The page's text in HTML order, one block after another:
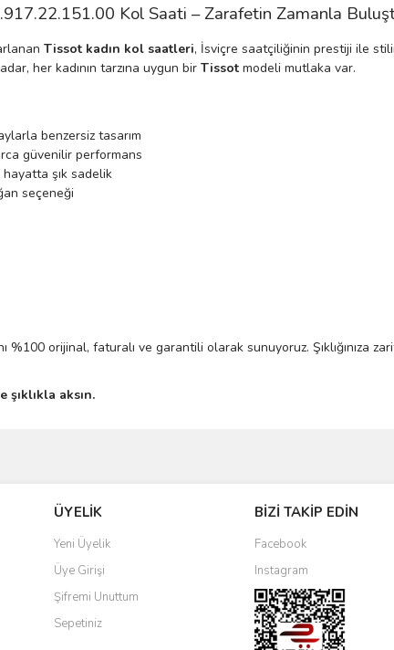
Kol Saati – Zarafetin Zamanla
Tissot kadın kol saatleri, İsviçre saatçiliğinin prestiji ile
her kadının tarzına uygun bir Tissot modeli mutlaka var.
benzersiz tasarım
güvenilir performans
şık sadelik
seçeneği
%100 orijinal, faturalı ve garantili olarak sunuyoruz. Şıklığınıza
aksın.
ÜYELİK
Yeni Üyelik
Üye Girişi
Şifremi Unuttum
Sepetiniz
BİZİ TAKİP EDİN
Facebook
Instagram